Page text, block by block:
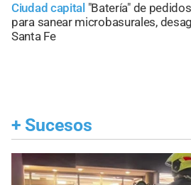
Ciudad capital "Batería" de
para sanear microbasurales,
Santa Fe
+ Sucesos